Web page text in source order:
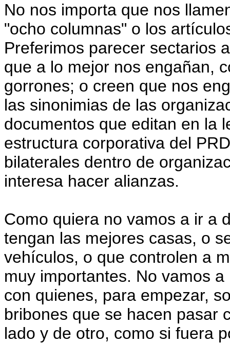
No nos importa que nos
"ocho columnas" o los
Preferimos parecer sectarios
que a lo mejor nos engañan,
gorrones; o creen que nos
las sinonimias de las
documentos que editan en la
estructura corporativa del
bilaterales dentro de
interesa hacer alianzas.
Como quiera no vamos a ir a
tengan las mejores casas, o
vehículos, o que controlen a
muy importantes. No vamos
con quienes, para empezar,
bribones que se hacen pasar
lado y de otro, como si fuera